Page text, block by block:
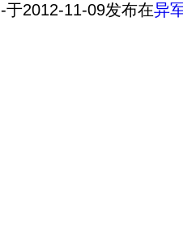
-于2012-11-09发布在异